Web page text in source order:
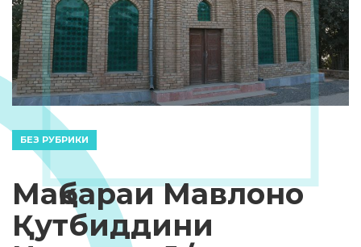
БЕЗ РУБРИКИ
Мақбараи Мавлоно
Қутбиддини